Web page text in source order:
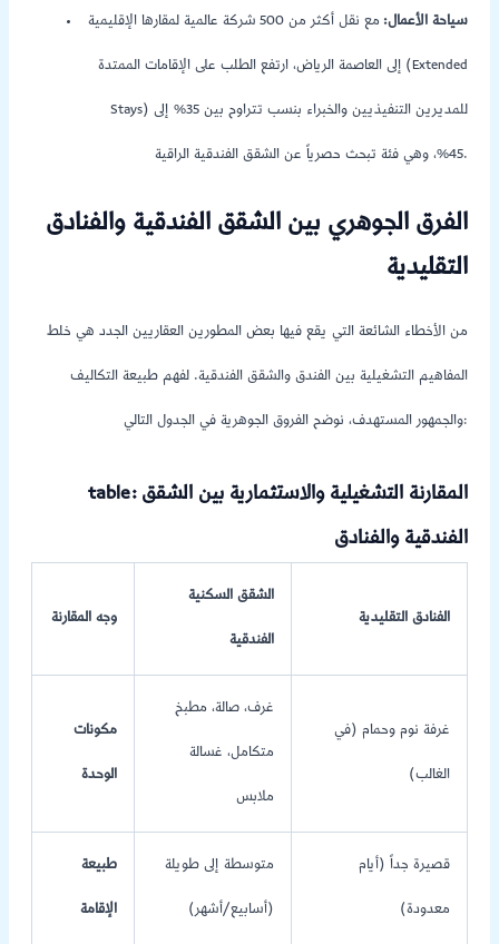
سياحة الأعمال: مع نقل أكثر من 500 شركة عالمية لمقارها الإقليمية
إلى العاصمة الرياض، ارتفع الطلب على الإقامات الممتدة (Extended
Stays) للمديرين التنفيذيين والخبراء بنسب تتراوح بين 35% إلى
45%، وهي فئة تبحث حصرياً عن الشقق الفندقية الراقية.
الفرق الجوهري بين الشقق الفندقية والفنادق
التقليدية
من الأخطاء الشائعة التي يقع فيها بعض المطورين العقاريين الجدد هي خلط
المفاهيم التشغيلية بين الفندق والشقق الفندقية. لفهم طبيعة التكاليف
والجمهور المستهدف، نوضح الفروق الجوهرية في الجدول التالي:
table: المقارنة التشغيلية والاستثمارية بين الشقق
الفندقية والفنادق
وجه المقارنة
الشقق السكنية
الفندقية
الفنادق التقليدية
مكونات
الوحدة
غرف، صالة، مطبخ
متكامل، غسالة
ملابس
غرفة نوم وحمام (في
الغالب)
طبيعة
الإقامة
متوسطة إلى طويلة
(أسابيع/أشهر)
قصيرة جداً (أيام
معدودة)